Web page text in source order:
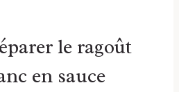
le ragoût
en sauce